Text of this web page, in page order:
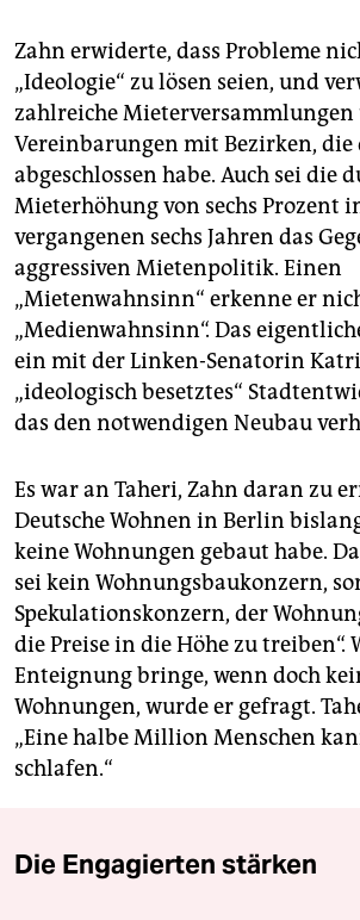
Zahn erwiderte, dass Probleme
„Ideologie“ zu lösen seien, und
zahlreiche Mieterversammlungen
Vereinbarungen mit Bezirken, die
abgeschlossen habe. Auch sei die
Mieterhöhung von sechs Prozent
vergangenen sechs Jahren das
aggressiven Mietenpolitik. Einen
„Mietenwahnsinn“ erkenne er
„Medienwahnsinn“. Das
ein mit der Linken-Senatorin
„ideologisch besetztes“
das den notwendigen Neubau
Es war an Taheri, Zahn daran zu
Deutsche Wohnen in Berlin
keine Wohnungen gebaut habe.
sei kein Wohnungsbaukonzern,
Spekulationskonzern, der
die Preise in die Höhe zu treiben“.
Enteignung bringe, wenn doch
Wohnungen, wurde er gefragt.
„Eine halbe Million Menschen
schlafen.“
Die Engagierten stärken